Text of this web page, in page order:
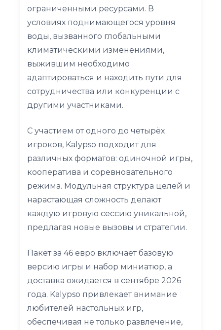
ограниченными ресурсами. В
условиях поднимающегося уровня
воды, вызванного глобальными
климатическими изменениями,
выжившим необходимо
адаптироваться и находить пути для
сотрудничества или конкуренции с
другими участниками.
С участием от одного до четырёх
игроков, Kalypso подходит для
различных форматов: одиночной игры,
кооператива и соревновательного
режима. Модульная структура целей и
нарастающая сложность делают
каждую игровую сессию уникальной,
предлагая новые вызовы и стратегии.
Пакет за 46 евро включает базовую
версию игры и набор миниатюр, а
доставка ожидается в сентябре 2026
года. Kalypso привлекает внимание
любителей настольных игр,
обеспечивая не только развлечение,